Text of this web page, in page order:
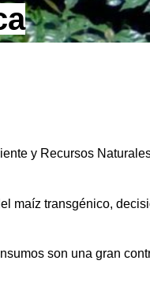
y Recursos
maíz transgénico,
son una gran